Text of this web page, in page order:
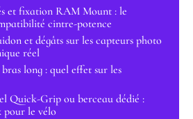
et fixation RAM Mount : le
cintre-potence
et dégâts sur les capteurs photo
réel
long : quel effet sur les
Quick-Grip ou berceau dédié :
pour le vélo